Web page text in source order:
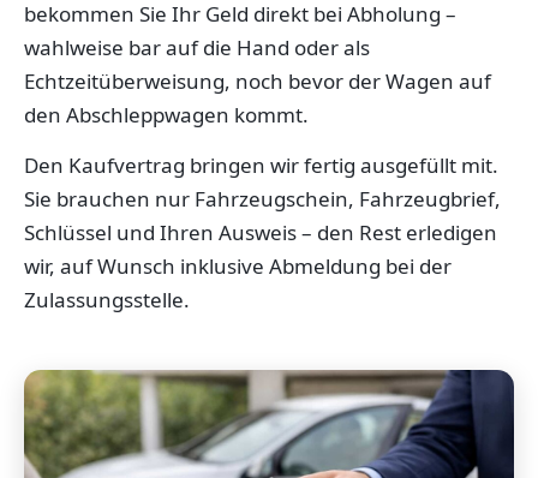
bekommen Sie Ihr Geld direkt bei Abholung –
wahlweise bar auf die Hand oder als
Echtzeitüberweisung, noch bevor der Wagen auf
den Abschleppwagen kommt.
Den Kaufvertrag bringen wir fertig ausgefüllt mit.
Sie brauchen nur Fahrzeugschein, Fahrzeugbrief,
Schlüssel und Ihren Ausweis – den Rest erledigen
wir, auf Wunsch inklusive Abmeldung bei der
Zulassungsstelle.